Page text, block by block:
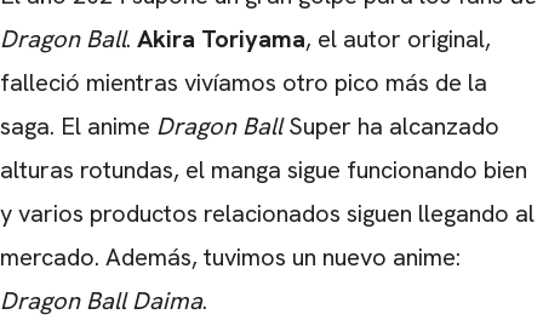
Dragon Ball. Akira Toriyama, el autor original,
falleció mientras vivíamos otro pico más de la
saga. El anime Dragon BallSuper ha alcanzado
alturas rotundas, el manga sigue funcionando bien
y varios productos relacionados siguen llegando al
mercado. Además, tuvimos un nuevo anime:
Dragon Ball Daima.